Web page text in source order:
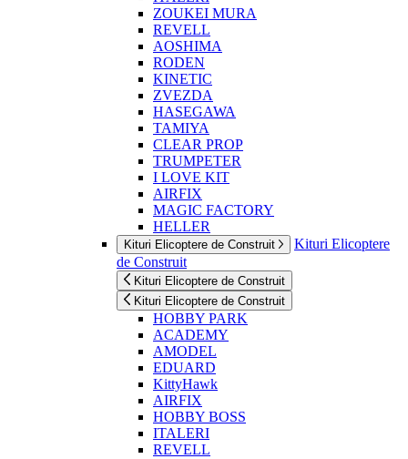
ZOUKEI MURA
REVELL
AOSHIMA
RODEN
KINETIC
ZVEZDA
HASEGAWA
TAMIYA
CLEAR PROP
TRUMPETER
I LOVE KIT
AIRFIX
MAGIC FACTORY
HELLER
Kituri Elicoptere de Construit
Kituri Elicoptere
de Construit
Kituri Elicoptere de Construit
Kituri Elicoptere de Construit
HOBBY PARK
ACADEMY
AMODEL
EDUARD
KittyHawk
AIRFIX
HOBBY BOSS
ITALERI
REVELL